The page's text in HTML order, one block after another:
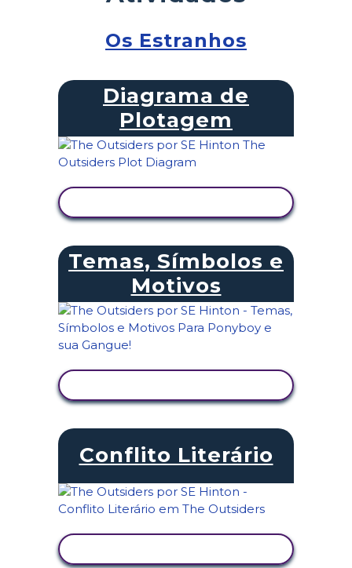
Os Estranhos
Diagrama de
Plotagem
Temas, Símbolos e
Motivos
Conflito Literário